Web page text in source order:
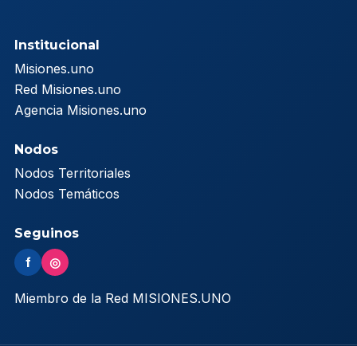
Institucional
Misiones.uno
Red Misiones.uno
Agencia Misiones.uno
Nodos
Nodos Territoriales
Nodos Temáticos
Seguinos
f ◎
Miembro de la Red MISIONES.UNO